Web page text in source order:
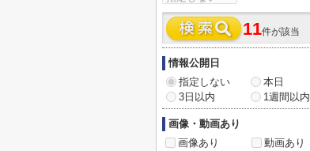
11件が該当
情報公開日
指定しない
本日
3日以内
1週間以内
画像・動画あり
画像あり
動画あり